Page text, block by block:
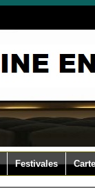
Festivales